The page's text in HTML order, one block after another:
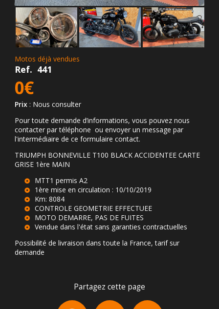
Motos déjà vendues
Ref. 441
0€
Prix : Nous consulter
Pour toute demande d’informations, vous pouvez nous
contacter par téléphone ou envoyer un message par
l'intermédiaire de ce formulaire contact.
TRIUMPH BONNEVILLE T100 BLACK ACCIDENTEE CARTE
GRISE 1ère MAIN
MTT1 permis A2
1ère mise en circulation : 10/10/2019
Km: 8084
CONTROLE GEOMETRIE EFFECTUEE
MOTO DEMARRE, PAS DE FUITES
Vendue dans l'état sans garanties contractuelles
Possibilité de livraison dans toute la France, tarif sur
demande
Partagez cette page
Facebook